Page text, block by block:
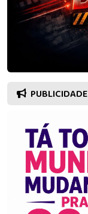
PUBLICIDADE